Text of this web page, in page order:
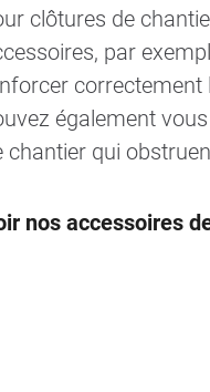
clôtures de
par
correctement
également
chantier qui
nos accessoires